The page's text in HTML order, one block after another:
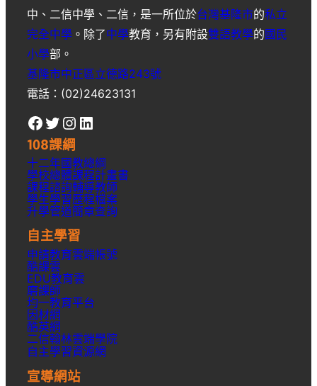
中 、 二信中學 、 二信 ，是一所位於台灣基隆市的私立
完全中學 。除了中學教育，另有附設雙語教學的國民
小學部。
基隆市中正區立德路243號
電話：(02)24623131
Facebook Twitter Instagram LinkedIn
108課綱
十二年國教總綱
學校總體課程計畫書
課程諮詢輔導教師
學生學習歷程檔案
升學管道簡章查詢
自主學習
申請教育雲端帳號
酷課雲
EDU教育雲
磨課師
均一教育平台
因材網
酷英網
二信翰林雲端學院
自主學習資源網
宣導網站